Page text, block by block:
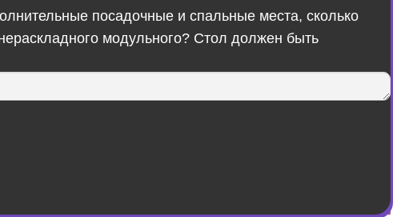
посадочные и спальные места, сколько
модульного? Стол должен быть